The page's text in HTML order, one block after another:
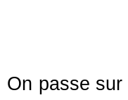
On passe